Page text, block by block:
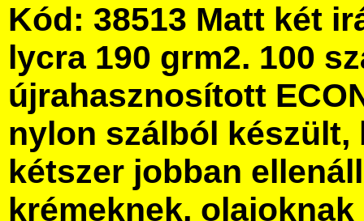
Kód: 38513 Matt két
lycra 190 grm2. 100
újrahasznosított
nylon szálból
kétszer jobban
krémeknek,